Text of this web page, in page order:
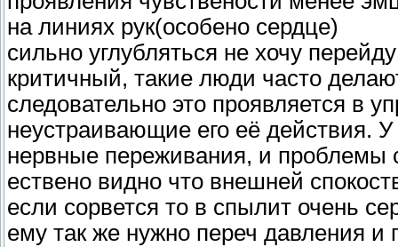
на линиях рук(особено сердце)
сильно углубляться не хочу
критичный, такие люди часто
следовательно это проявляется в
неустраивающие его её действия.
нервные переживания, и проблемы
ествено видно что внешней
если сорвется то в спылит очень
ему так же нужно переч давления и